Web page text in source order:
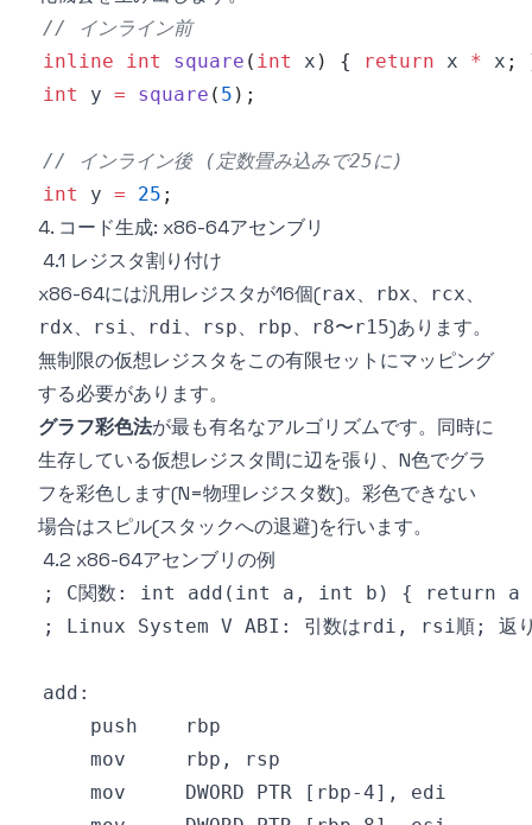
// インライン前
inline
int square ( int x ) { return x * x ;
int
y = square ( 5 ) ;
// インライン後 (定数畳み込みで25に)
int
y = 25 ;
4. コード生成: x86-64アセンブリ
4.1 レジスタ割り付け
x86-64には汎用レジスタが16個(rax、 rbx、 rcx、
rdx、 rsi、 rdi、 rsp、 rbp、 r8〜r15)あります。
無制限の仮想レジスタをこの有限セットにマッピング
する必要があります。
グラフ彩色法が最も有名なアルゴリズムです。同時に
生存している仮想レジスタ間に辺を張り、N色でグラ
フを彩色します(N=物理レジスタ数)。彩色できない
場合はスピル(スタックへの退避)を行います。
4.2 x86-64アセンブリの例